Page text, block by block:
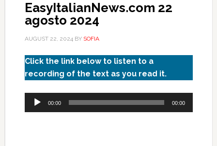
EasyItalianNews.com 22
agosto 2024
AUGUST 22, 2024BY SOFIA
Click the link below to listen to a
recording of the text as you read it.
Audio
Player
00:00 00:00